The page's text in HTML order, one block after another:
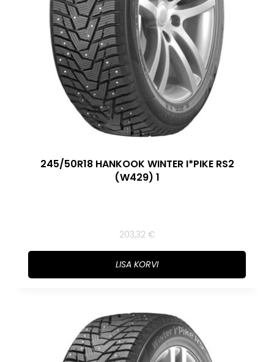
245/50R18 HANKOOK WINTER I*PIKE RS2
(W429) 1
203,32 €
LISA KORVI